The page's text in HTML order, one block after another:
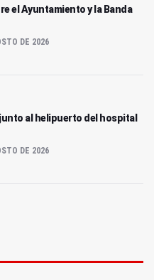
el Ayuntamiento y la Banda
DE 2026
al helipuerto del hospital
DE 2026